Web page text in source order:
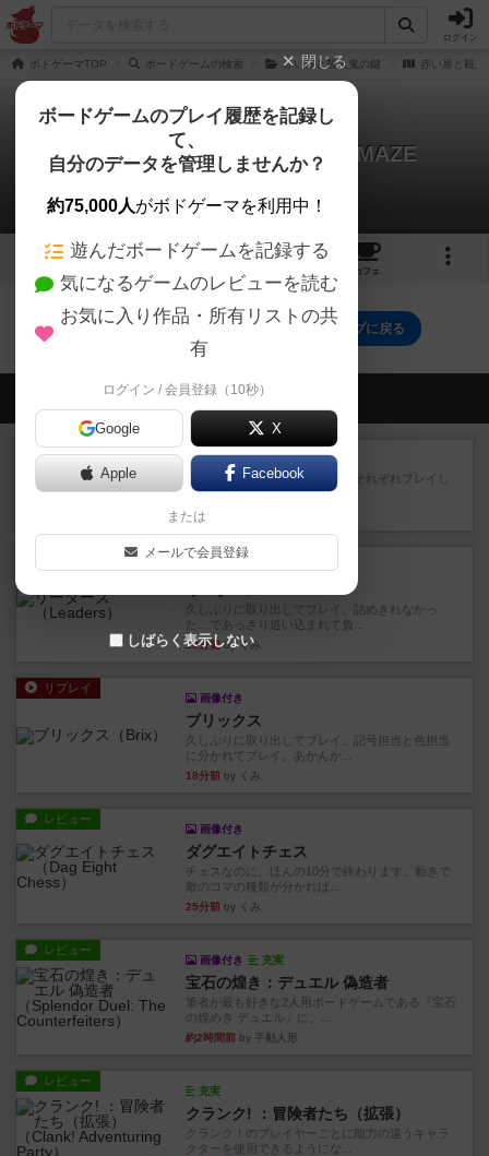
ログイン
ボドゲーマTOP ボードゲームの検索 赤い扉と殺人鬼の鍵 赤い扉と殺
赤い扉と殺人鬼の鍵 BLACK MAZE
0件のルール/インスト
7 4
カフェ
赤い扉と殺人鬼の鍵 BLACK MAZEのトップに戻る
会員の新しい投稿
レビュー スライプ
メインコマ一つサブコマ四つでそれぞれプレイし
ます。動かし方はコマか壁に...
4分前
久しぶりに取り出してプレイ。詰めきれなかっ
た…であっさり追い込まれて負...
13分前by くみ
リプレイ
画像付き
ブリックス
久しぶりに取り出してプレイ。記号担当と色担当
に分かれてプレイ。あかんか...
18分前 by くみ
レビュー
画像付き
ダグエイトチェス
チェスなのに、ほんの10分で終わります。動きで
敵のコマの種類が分かれば...
25分前 by くみ
レビュー
画像付き 充実
宝石の煌き：デュエル 偽造者
筆者が最も好きな2人用ボードゲームである『宝石
の煌めき デュエル』に、...
約2時間前 by 手動人形
レビュー
充実
クランク! ：冒険者たち（拡張）
クランク！のプレイヤーごとに能力の違うキャラ
クターを使用できるようにな...
閉じる
ボードゲームのプレイ履歴を記録し
て、
自分のデータを管理しませんか？
約75,000人がボドゲーマを利用中！
遊んだボードゲームを記録する
気になるゲームのレビューを読む
お気に入り作品・所有リストの共
有
ログイン / 会員登録（10秒）
Google X
Apple Facebook
または
メールで会員登録
しばらく表示しない